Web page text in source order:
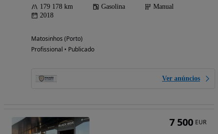
179 178 km Gasolina
Manual
2018
Matosinhos (Porto)
Profissional • Publicado
Ver anúncios
7 500 EUR